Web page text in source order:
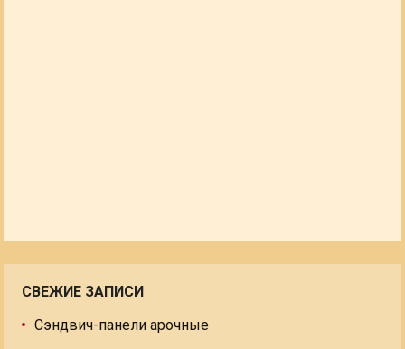
СВЕЖИЕ ЗАПИСИ
Сэндвич-панели арочные